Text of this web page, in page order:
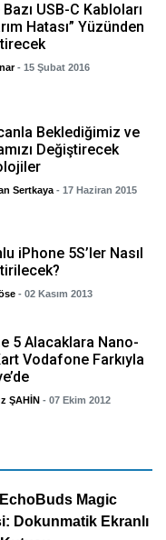
USB-C Kabloları
Hatası” Yüzünden
- 15 Şubat 2016
Beklediğimiz ve
Değiştirecek
Sertkaya - 17 Haziran 2015
iPhone 5S’ler Nasıl
- 02 Kasım 2013
5 Alacaklara Nano-
Vodafone Farkıyla
ŞAHİN - 07 Ekim 2012
Magic
Dokunmatik Ekranlı